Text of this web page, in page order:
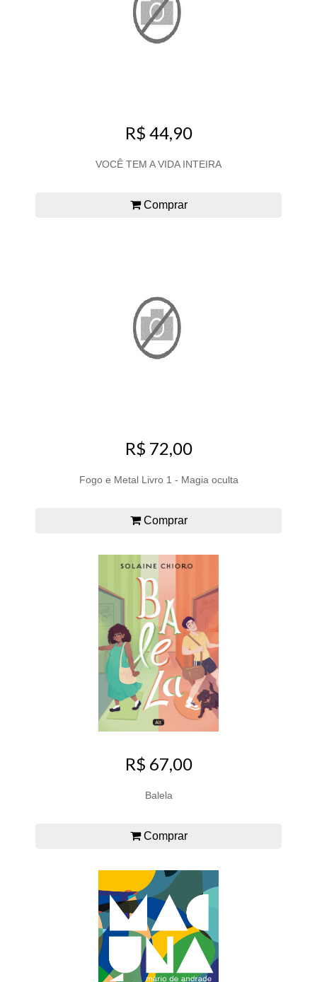
R$ 44,90
VOCÊ TEM A VIDA INTEIRA
Comprar
R$ 72,00
Fogo e Metal Livro 1 - Magia oculta
Comprar
R$ 67,00
Balela
Comprar